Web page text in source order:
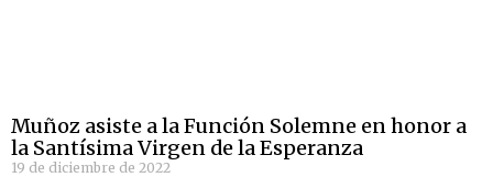
Muñoz asiste a la Función Solemne en honor a
la Santísima Virgen de la Esperanza
19 de diciembre de 2022